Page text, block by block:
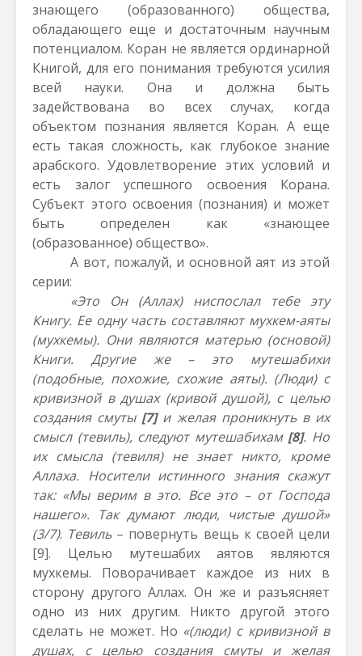
знающего (образованного) общества,
обладающего еще и достаточным научным
потенциалом. Коран не является ординарной
Книгой, для его понимания требуются усилия
всей науки. Она и должна быть
задействована во всех случах, когда
объектом познания является Коран. А еще
есть такая сложность, как глубокое знание
арабского. Удовлетворение этих условий и
есть залог успешного освоения Корана.
Субъект этого освоения (познания) и может
быть определен как «знающее
(образованное) общество».
А вот, пожалуй, и основной аят из этой
серии:
«Это Он (Аллах) ниспослал тебе эту
Книгу. Ее одну часть составляют мухкем-аяты
(мухкемы). Они являются матерью (основой)
Книги. Другие же – это мутешабихи
(подобные, похожие, схожие аяты). (Люди) с
кривизной в душах (кривой душой), с целью
создания смуты [7]и желая проникнуть в их
смысл (тевиль), следуют мутешабихам [8]. Но
их смысла (тевиля) не знает никто, кроме
Аллаха. Носители истинного знания скажут
так: «Мы верим в это. Все это – от Господа
нашего». Так думают люди, чистые душой»
(3/7). Тевиль– повернуть вещь к своей цели
[9]. Целью мутешабих аятов являются
мухкемы. Поворачивает каждое из них в
сторону другого Аллах. Он же и разъясняет
одно из них другим. Никто другой этого
сделать не может. Но «(люди) с кривизной в
душах, с целью создания смуты и желая